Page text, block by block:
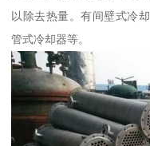
以除去热量。有间壁式冷
管式冷却器等。